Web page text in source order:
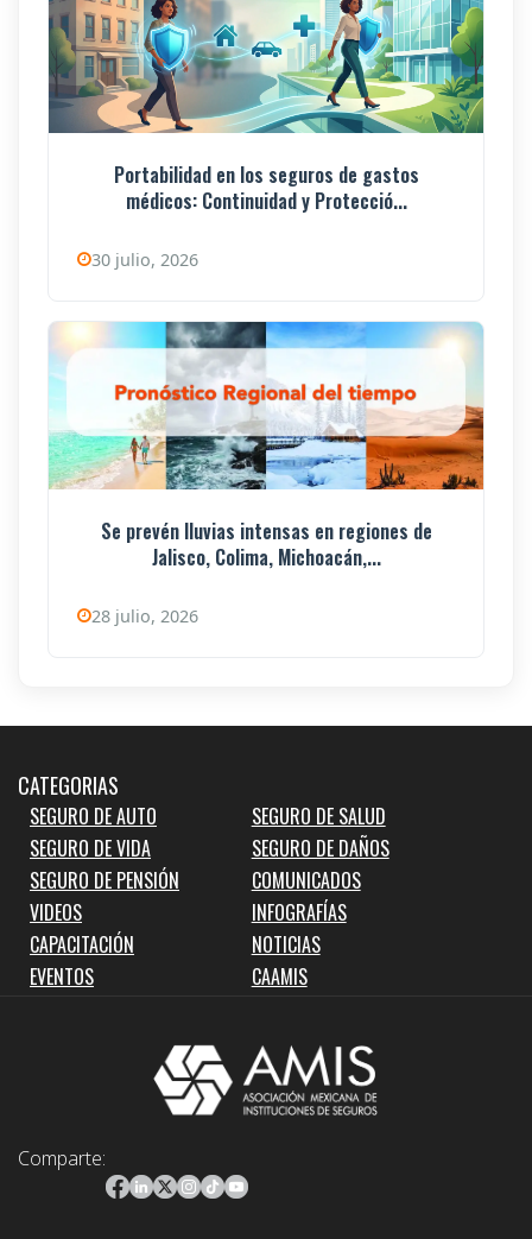
Portabilidad en los seguros de gastos
médicos: Continuidad y Protecció...
30 julio, 2026
Se prevén lluvias intensas en regiones de
Jalisco, Colima, Michoacán,...
28 julio, 2026
CATEGORIAS
SEGURO DE AUTO
SEGURO DE SALUD
SEGURO DE VIDA
SEGURO DE DAÑOS
SEGURO DE PENSIÓN
COMUNICADOS
VIDEOS
INFOGRAFÍAS
CAPACITACIÓN
NOTICIAS
EVENTOS
CAAMIS
Comparte: